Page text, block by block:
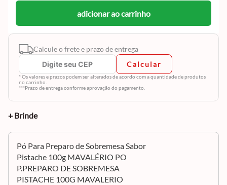
adicionar ao carrinho
Calcule o frete e prazo de entrega
Calcular
* Os valores e prazos podem ser alterados de acordo com a quantidade de produtos
no carrinho.
***Prazo de entrega conforme aprovação do pagamento.
+ Brinde
Pó Para Preparo de Sobremesa Sabor
Pistache 100g MAVALÉRIO PO
P.PREPARO DE SOBREMESA
PISTACHE 100G MAVALERIO